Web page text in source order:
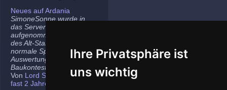
Ihre Privatsphäre ist
uns wichtig
Neues auf Ardania
SimoneSonne wurde in
das Server-Team
aufgenommen, Freigabe
des Alt-Stammi Ranges für
normale Spieler,
Auswertung des letzten
Baukontest.
Von Lord Sandukhanvor
fast 2 Jahren